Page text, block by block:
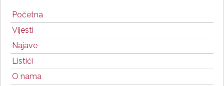
Početna
Vijesti
Najave
Listići
O nama